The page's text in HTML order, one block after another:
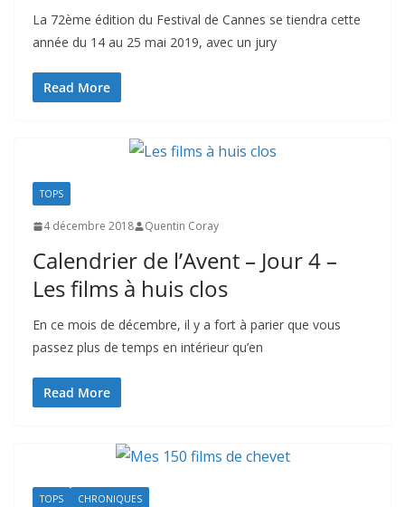
La 72ème édition du Festival de Cannes se tiendra cette
année du 14 au 25 mai 2019, avec un jury
Read More
TOPS
4 décembre 2018 Quentin Coray
Calendrier de l’Avent – Jour 4 –
Les films à huis clos
En ce mois de décembre, il y a fort à parier que vous
passez plus de temps en intérieur qu’en
Read More
TOPS CHRONIQUES